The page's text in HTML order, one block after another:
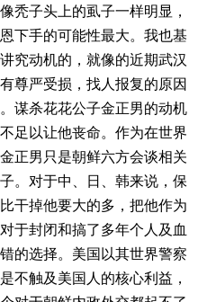
秃子头上的虱子一样明显，
下手的可能性最大。我也基
究动机的，就像的近期武汉
尊严受损，找人报复的原因
谋杀花花公子金正男的动机
足以让他丧命。作为在世界
正男只是朝鲜六方会谈相关
。对于中、日、韩来说，保
干掉他要大的多，把他作为
于封闭和搞了多年个人及血
的选择。美国以其世界警察
不触及美国人的核心利益，